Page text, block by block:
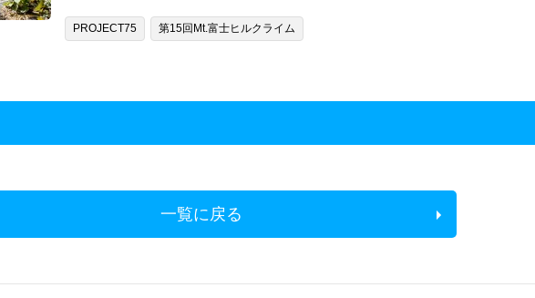
PROJECT75 第15回Mt.富士ヒルクライム
一覧に戻る